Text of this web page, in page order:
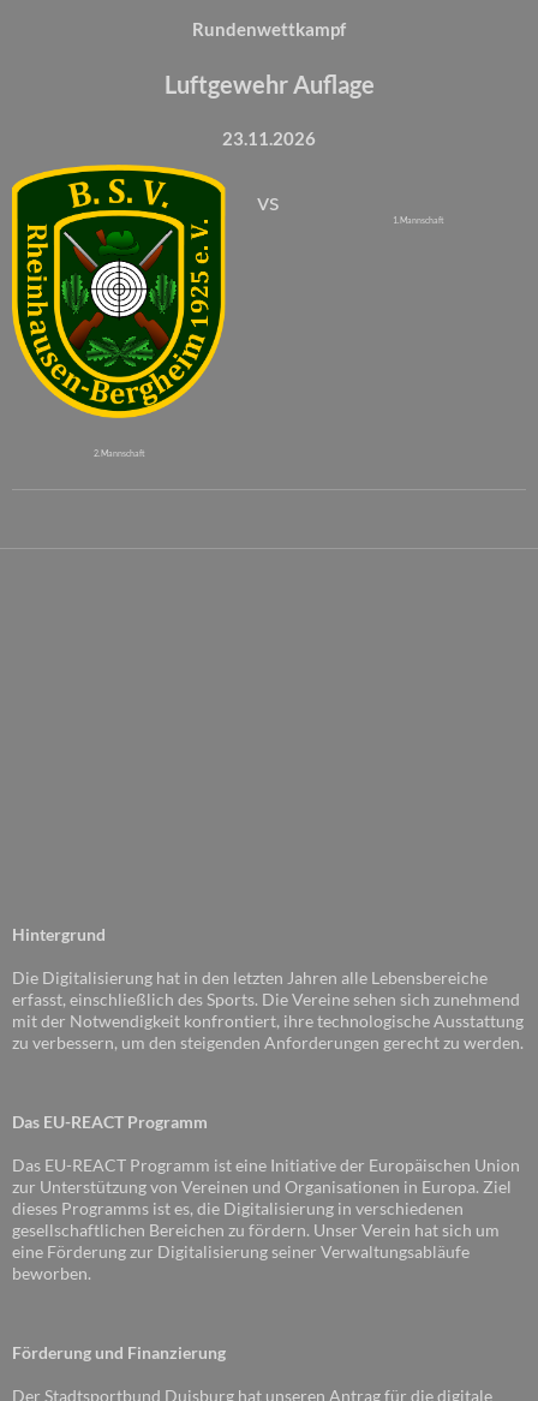
Rundenwettkampf
Luftgewehr Auflage
23.11.2026
2. Mannschaft
vs
1. Mannschaft
Hintergrund
Die Digitalisierung hat in den letzten Jahren alle Lebensbereiche
erfasst, einschließlich des Sports. Die Vereine sehen sich zunehmend
mit der Notwendigkeit konfrontiert, ihre technologische Ausstattung
zu verbessern, um den steigenden Anforderungen gerecht zu werden.
Das EU-REACT Programm
Das EU-REACT Programm ist eine Initiative der Europäischen Union
zur Unterstützung von Vereinen und Organisationen in Europa. Ziel
dieses Programms ist es, die Digitalisierung in verschiedenen
gesellschaftlichen Bereichen zu fördern. Unser Verein hat sich um
eine Förderung zur Digitalisierung seiner Verwaltungsabläufe
beworben.
Förderung und Finanzierung
Der Stadtsportbund Duisburg hat unseren Antrag für die digitale